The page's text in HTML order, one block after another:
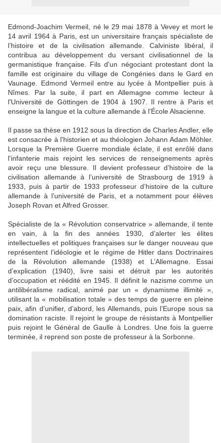
Edmond-Joachim Vermeil, né le 29 mai 1878 à Vevey et mort le
14 avril 1964 à Paris, est un universitaire français spécialiste de
l’histoire et de la civilisation allemande. Calviniste libéral, il
contribua au développement du versant civilisationnel de la
germanistique française. Fils d'un négociant protestant dont la
famille est originaire du village de Congénies dans le Gard en
Vaunage. Edmond Vermeil entre au lycée à Montpellier puis à
Nîmes. Par la suite, il part en Allemagne comme lecteur à
l'Université de Göttingen de 1904 à 1907. Il rentre à Paris et
enseigne la langue et la culture allemande à l'École Alsacienne.
Il passe sa thèse en 1912 sous la direction de Charles Andler, elle
est consacrée à l'historien et au théologien Johann Adam Möhler.
Lorsque la Première Guerre mondiale éclate, il est enrôlé dans
l'infanterie mais rejoint les services de renseignements après
avoir reçu une blessure. Il devient professeur d’histoire de la
civilisation allemande à l’université de Strasbourg de 1919 à
1933, puis à partir de 1933 professeur d’histoire de la culture
allemande à l’université de Paris, et a notamment pour élèves
Joseph Rovan et Alfred Grosser.
Spécialiste de la « Révolution conservatrice » allemande, il tente
en vain, à la fin des années 1930, d’alerter les élites
intellectuelles et politiques françaises sur le danger nouveau que
représentent l’idéologie et le régime de Hitler dans Doctrinaires
de la Révolution allemande (1938) et L’Allemagne. Essai
d’explication (1940), livre saisi et détruit par les autorités
d’occupation et réédité en 1945. Il définit le nazisme comme un
antilibéralisme radical, animé par un « dynamisme illimité »,
utilisant la « mobilisation totale » des temps de guerre en pleine
paix, afin d’unifier, d’abord, les Allemands, puis l’Europe sous sa
domination raciste. Il rejoint le groupe de résistants à Montpellier
puis rejoint le Général de Gaulle à Londres. Une fois la guerre
terminée, il reprend son poste de professeur à la Sorbonne.